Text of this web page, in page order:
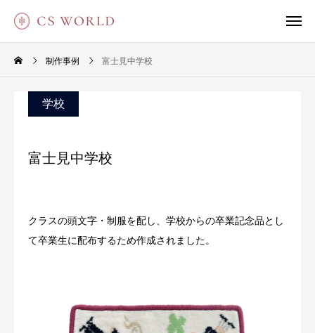
制作事例 富士見中学校
富士見中学校
学校
クラスの頭文字・制服を配し、学校からの卒業記念品とし
て卒業生に配布するため作成されました。